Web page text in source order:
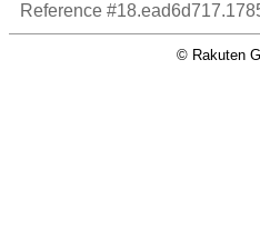
Reference
© Rakuten